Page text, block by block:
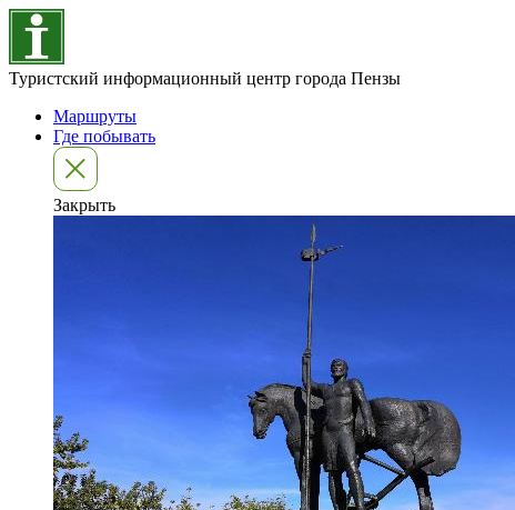
Туристский информационный центр города Пензы
Маршруты
Где побывать
Закрыть